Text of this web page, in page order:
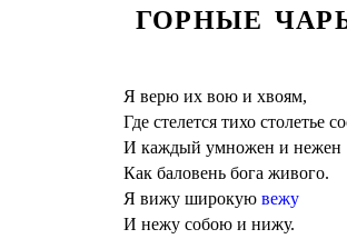
ГОРНЫЕ
Я верю их вою и хвоям,
Где стелется тихо столетье
И каждый умножен и нежен
Как баловень бога живого.
Я вижу широкую вежу
И нежу собою и нижу.